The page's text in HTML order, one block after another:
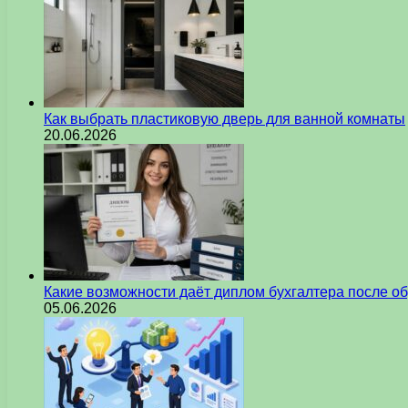
Как выбрать пластиковую дверь для ванной комнаты
20.06.2026
Какие возможности даёт диплом бухгалтера после
05.06.2026